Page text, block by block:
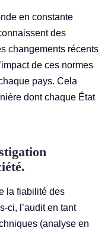
en constante
des
changements récents
de ces normes
pays. Cela
dont chaque État
la fiabilité des
ci, l’audit en tant
(analyse en